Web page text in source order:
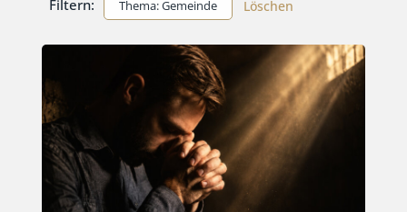
Filtern: Thema: Gemeinde Löschen